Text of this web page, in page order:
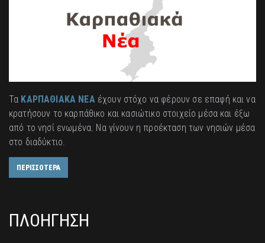
Τα ΚΑΡΠΑΘΙΑΚΑ ΝΕΑέχουν στόχο να φέρουν σε επαφή και να
κρατήσουν το καρπάθικο και κασιώτικο στοιχείο μέσα και έξω
από το νησί ενωμένα. Να γίνουν η προέκταση των νησιών μέσα
στο διαδύκτιο.
ΠΕΡΙΣΣΟΤΕΡΑ
ΠΛΟΗΓΗΣΗ